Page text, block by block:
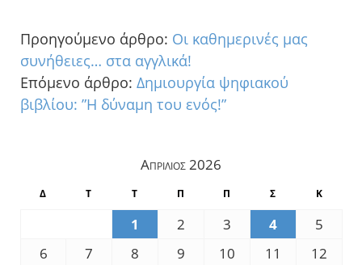
Προηγούμενο άρθρο: Οι καθημερινές μας
συνήθειες… στα αγγλικά!
Επόμενο άρθρο: Δημιουργία ψηφιακού
βιβλίου: ”Η δύναμη του ενός!”
Απρίλιος 2026
Δ Τ Τ Π Π Σ Κ
1 2 3 4
5
6
7 8 9 10 11
12